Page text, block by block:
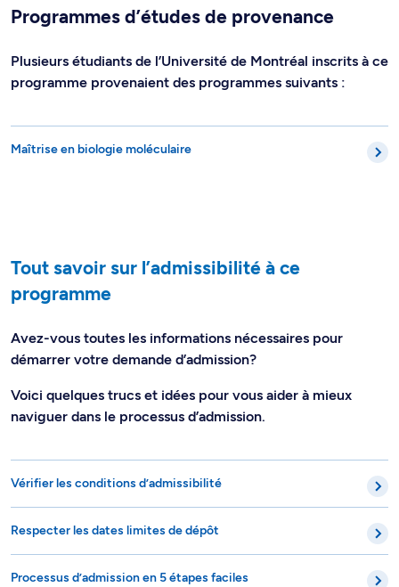
Programmes d’études de provenance
Plusieurs étudiants de l’Université de Montréal inscrits à ce
programme provenaient des programmes suivants :
Maîtrise en biologie moléculaire
Tout savoir sur l’admissibilité à ce
programme
Avez-vous toutes les informations nécessaires pour
démarrer votre demande d’admission?
Voici quelques trucs et idées pour vous aider à mieux
naviguer dans le processus d’admission.
Vérifier les conditions d’admissibilité
Respecter les dates limites de dépôt
Processus d’admission en 5 étapes faciles